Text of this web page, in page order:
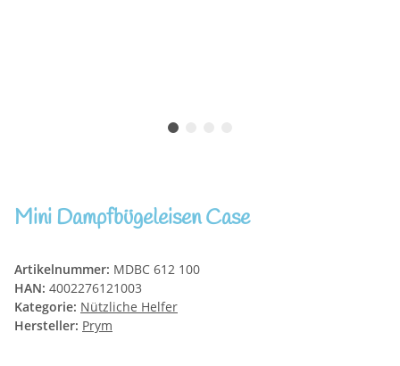
Mini Dampfbügeleisen Case
Artikelnummer: MDBC 612 100
HAN: 4002276121003
Kategorie: Nützliche Helfer
Hersteller: Prym